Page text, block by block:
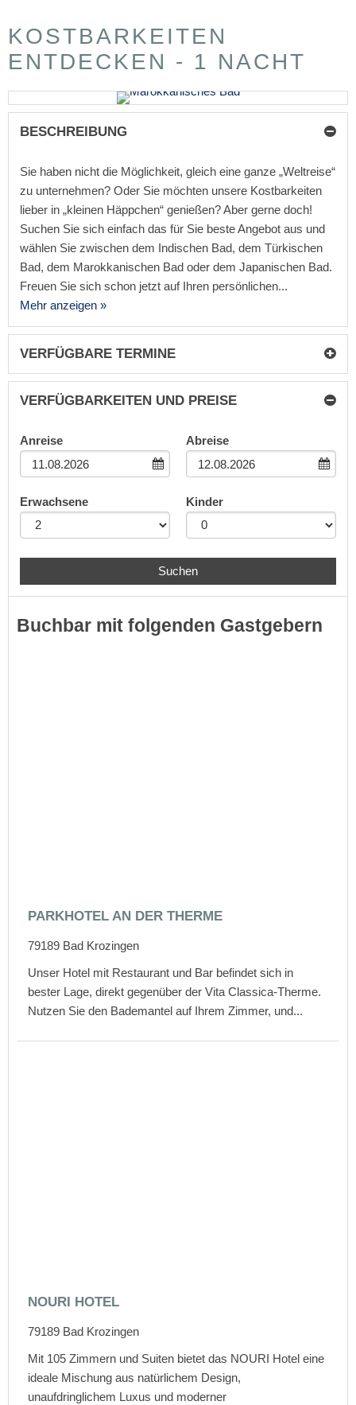
KOSTBARKEITEN
ENTDECKEN - 1 NACHT
BESCHREIBUNG
Sie haben nicht die Möglichkeit, gleich eine ganze „Weltreise“
zu unternehmen? Oder Sie möchten unsere Kostbarkeiten
lieber in „kleinen Häppchen“ genießen? Aber gerne doch!
Suchen Sie sich einfach das für Sie beste Angebot aus und
wählen Sie zwischen dem Indischen Bad, dem Türkischen
Bad, dem Marokkanischen Bad oder dem Japanischen Bad.
Freuen Sie sich schon jetzt auf Ihren persönlichen...
Mehr anzeigen »
VERFÜGBARE TERMINE
VERFÜGBARKEITEN UND PREISE
Anreise Abreise
Erwachsene Kinder
Suchen
Buchbar mit folgenden Gastgebern
PARKHOTEL AN DER THERME
79189 Bad Krozingen
Unser Hotel mit Restaurant und Bar befindet sich in
bester Lage, direkt gegenüber der Vita Classica-Therme.
Nutzen Sie den Bademantel auf Ihrem Zimmer, und...
NOURI HOTEL
79189 Bad Krozingen
Mit 105 Zimmern und Suiten bietet das NOURI Hotel eine
ideale Mischung aus natürlichem Design,
unaufdringlichem Luxus und moderner